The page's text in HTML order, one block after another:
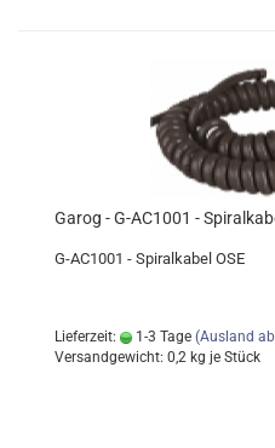
Garog - G-AC1001 -
G-AC1001 - Spiralkabel OSE
Lieferzeit: 1-3 Tage (Ausland
Versandgewicht: 0,2 kg je Stück